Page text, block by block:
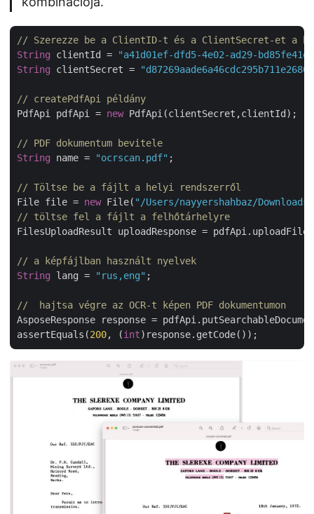
// Szerezze be a ClientID-t és a ClientSecret-et a
String clientId =
"a41d01ef-dfd5-4e02-ad29-
String clientSecret =
// createPdfApi példány
PdfApi pdfApi = new PdfApi(clientSecret,clientId);
// PDF dokumentum bevitele
String name = "ocrscan.pdf" ;
// Töltse be a fájlt a helyi rendszerről
File file = new File( "/Users/nayyershahbaz/
// töltse fel a fájlt a felhőtárhelyre
FilesUploadResult uploadResponse =
// a képfájlban használt nyelvek
String lang = "rus,eng" ;
//  hajtsa végre az OCR-t képen PDF dokumentumon
AsposeResponse response =
assertEquals(200, (int